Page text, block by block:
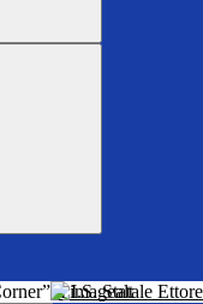
I.I.S. Statale